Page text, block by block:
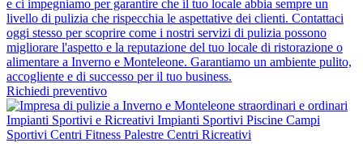
e ci impegniamo per garantire che il tuo locale abbia sempre un
livello di pulizia che rispecchia le aspettative dei clienti. Contattaci
oggi stesso per scoprire come i nostri servizi di pulizia possono
migliorare l'aspetto e la reputazione del tuo locale di ristorazione o
alimentare a Inverno e Monteleone. Garantiamo un ambiente pulito,
accogliente e di successo per il tuo business.
Richiedi preventivo